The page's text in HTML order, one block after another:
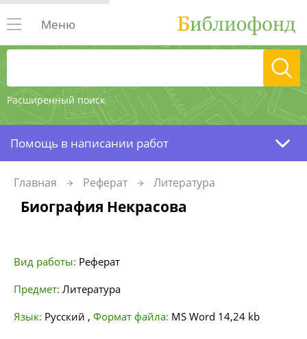
Расширенный поиск
Меню
Помощь в написании работ
Главная Реферат Литература
Биография Некрасова
Вид работы: Реферат
Предмет: Литература
Язык: Русский , Формат файла: MS Word 14,24 kb